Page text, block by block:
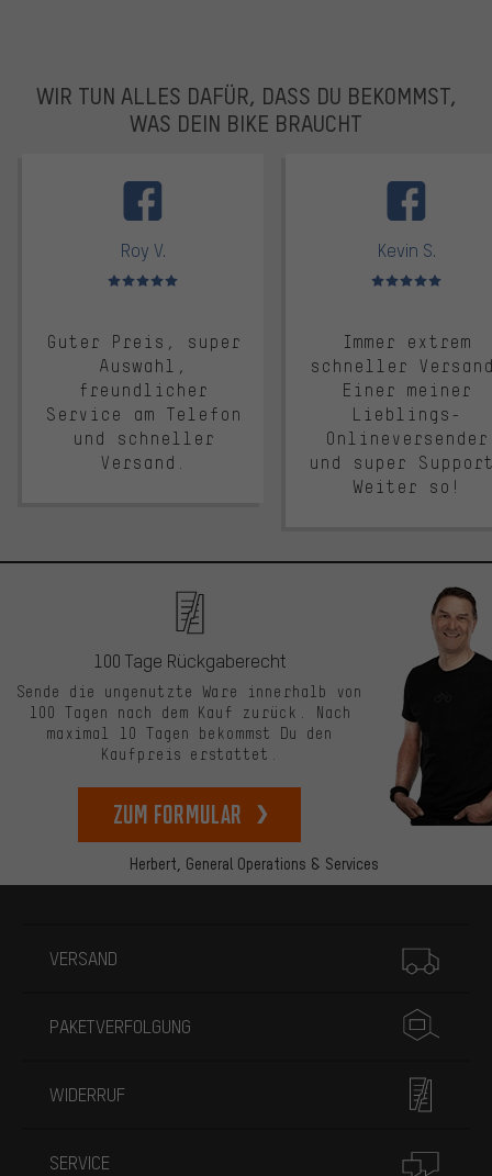
WIR TUN ALLES DAFÜR, DASS DU BEKOMMST,
WAS DEIN BIKE BRAUCHT
Roy V.
Bewertungen: 5 von 5
Guter Preis, super
Auswahl,
freundlicher
Service am Telefon
und schneller
Versand.
Kevin S.
Bewertungen: 5 von 5
Immer extrem
schneller
Einer meiner
Lieblings-
Onlineversender
und super
Weiter so!
Herbert, General Operations & Services
100 Tage Rückgaberecht
Sende die ungenutzte Ware innerhalb von
100 Tagen nach dem Kauf zurück. Nach
maximal 10 Tagen bekommst Du den
Kaufpreis erstattet.
zum Formular
VERSAND
PAKETVERFOLGUNG
WIDERRUF
SERVICE